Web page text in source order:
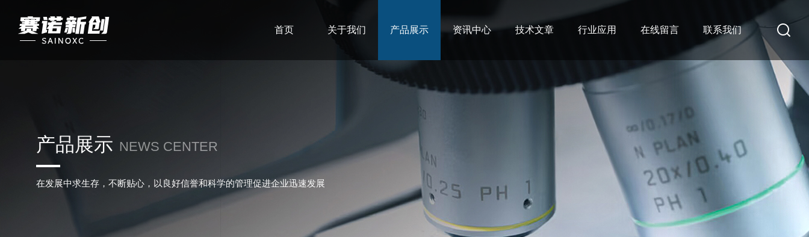
首页 关于我们 产品展示 资讯中心 技术文章 行业应用 在线留言 联系我们
产品展示 NEWS CENTER
在发展中求生存，不断贴心，以良好信誉和科学的管理促进企业迅速发展